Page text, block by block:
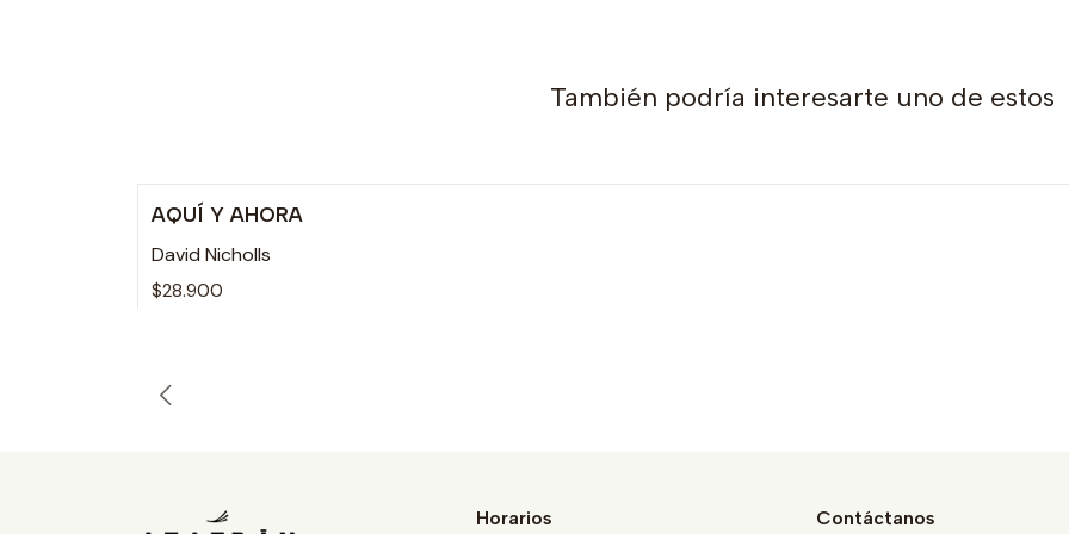
También podría interesarte uno de estos
AQUÍ Y AHORA
David Nicholls
$28.900
Horarios Contáctanos